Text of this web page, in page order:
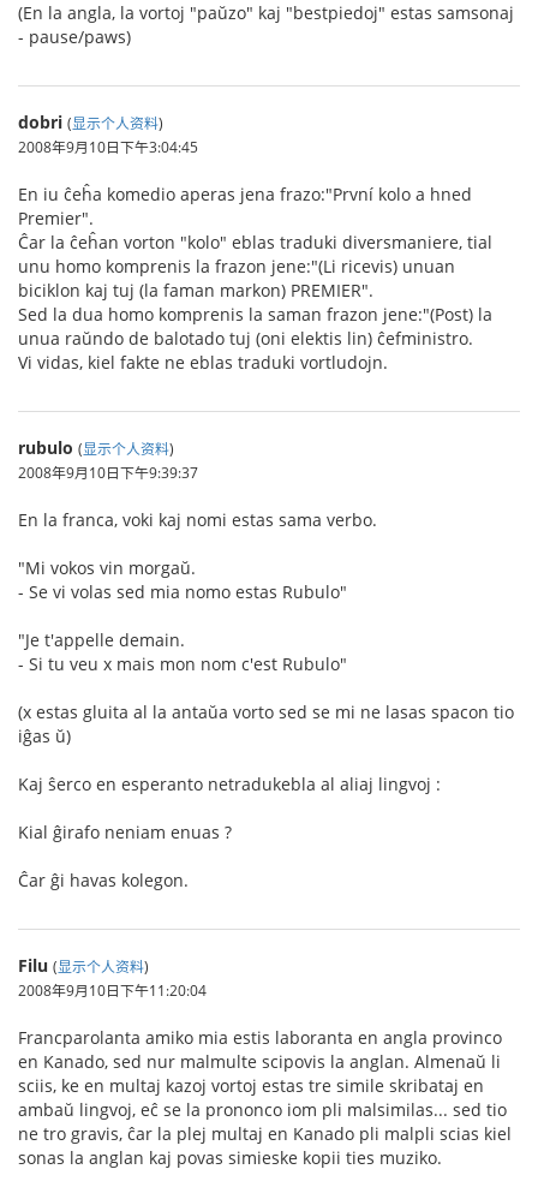
(En la angla, la vortoj "paŭzo" kaj "bestpiedoj" estas samsonaj
- pause/paws)
dobri (显示个人资料)
2008年9月10日下午3:04:45
En iu ĉeĥa komedio aperas jena frazo:"První kolo a hned
Premier".
Ĉar la ĉeĥan vorton "kolo" eblas traduki diversmaniere, tial
unu homo komprenis la frazon jene:"(Li ricevis) unuan
biciklon kaj tuj (la faman markon) PREMIER".
Sed la dua homo komprenis la saman frazon jene:"(Post) la
unua raŭndo de balotado tuj (oni elektis lin) ĉefministro.
Vi vidas, kiel fakte ne eblas traduki vortludojn.
rubulo (显示个人资料)
2008年9月10日下午9:39:37
En la franca, voki kaj nomi estas sama verbo.
"Mi vokos vin morgaŭ.
- Se vi volas sed mia nomo estas Rubulo"
"Je t'appelle demain.
- Si tu veu x mais mon nom c'est Rubulo"
(x estas gluita al la antaŭa vorto sed se mi ne lasas spacon tio
iĝas ŭ)
Kaj ŝerco en esperanto netradukebla al aliaj lingvoj :
Kial ĝirafo neniam enuas ?
Ĉar ĝi havas kolegon.
Filu (显示个人资料)
2008年9月10日下午11:20:04
Francparolanta amiko mia estis laboranta en angla provinco
en Kanado, sed nur malmulte scipovis la anglan. Almenaŭ li
sciis, ke en multaj kazoj vortoj estas tre simile skribataj en
ambaŭ lingvoj, eĉ se la prononco iom pli malsimilas... sed tio
ne tro gravis, ĉar la plej multaj en Kanado pli malpli scias kiel
sonas la anglan kaj povas simieske kopii ties muziko.